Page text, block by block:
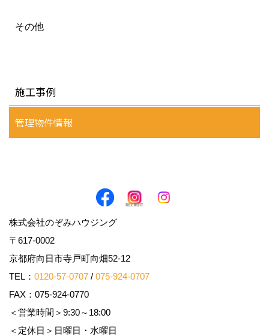
その他
施工事例
管理物件情報
株式会社のぞみハウジング
〒617-0002
京都府向日市寺戸町向畑52-12
TEL： 0120-57-0707 / 075-924-0707
FAX：075-924-0770
＜営業時間＞9:30～18:00
＜定休日＞日曜日・水曜日